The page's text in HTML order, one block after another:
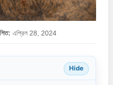
এপ্রিল 28, 2024
Hide